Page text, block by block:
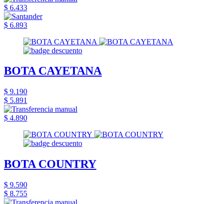
$ 6.433
$ 6.893
BOTA CAYETANA
$ 9.190
$ 5.891
$ 4.890
BOTA COUNTRY
$ 9.590
$ 8.755